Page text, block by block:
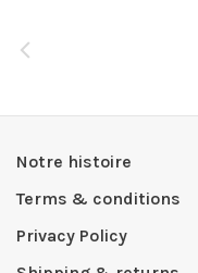
Notre histoire
Terms & conditions
Privacy Policy